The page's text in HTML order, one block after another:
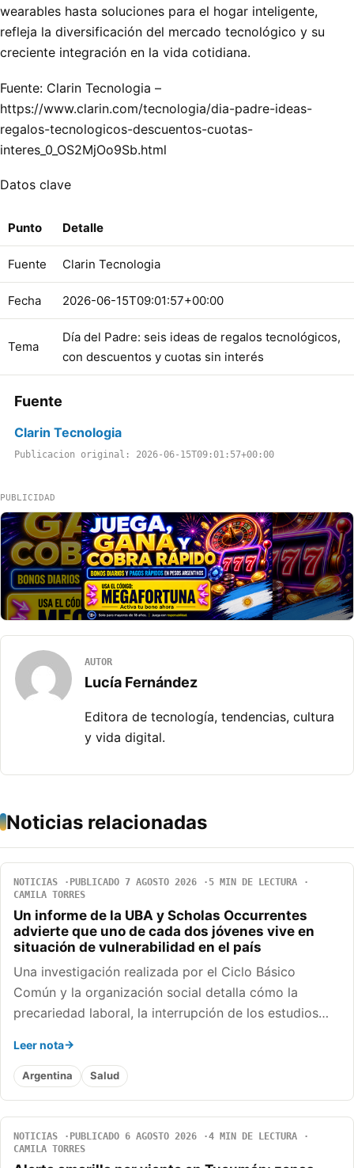
wearables hasta soluciones para el hogar inteligente,
refleja la diversificación del mercado tecnológico y su
creciente integración en la vida cotidiana.
Fuente: Clarin Tecnologia –
https://www.clarin.com/tecnologia/dia-padre-ideas-
regalos-tecnologicos-descuentos-cuotas-
interes_0_OS2MjOo9Sb.html
Datos clave
Punto Detalle
Fuente Clarin Tecnologia
Fecha 2026-06-15T09:01:57+00:00
Tema
Día del Padre: seis ideas de regalos tecnológicos,
con descuentos y cuotas sin interés
Fuente
Clarin Tecnologia
Publicacion original: 2026-06-15T09:01:57+00:00
PUBLICIDAD
AUTOR
Lucía Fernández
Editora de tecnología, tendencias, cultura
y vida digital.
Noticias relacionadas
NOTICIAS PUBLICADO 7 AGOSTO 2026
5 MIN DE LECTURA
CAMILA TORRES
Un informe de la UBA y Scholas Occurrentes
advierte que uno de cada dos jóvenes vive en
situación de vulnerabilidad en el país
Una investigación realizada por el Ciclo Básico
Común y la organización social detalla cómo la
precariedad laboral, la interrupción de los estudios…
Leer nota
Argentina Salud
NOTICIAS PUBLICADO 6 AGOSTO 2026
4 MIN DE LECTURA
CAMILA TORRES